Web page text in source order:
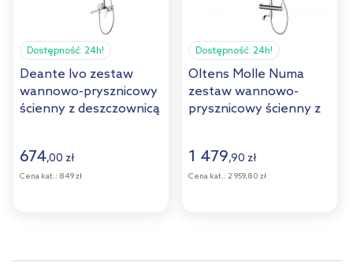
Dostępność: 24h!
Deante Ivo zestaw
wannowo-prysznicowy
ścienny z deszczownicą
674,00 zł
Cena kat.: 849 zł
Dostępność: 24h!
Oltens Molle Numa
zestaw wannowo-
prysznicowy ścienny z
1 479,90 zł
Cena kat.: 2 959,80 zł